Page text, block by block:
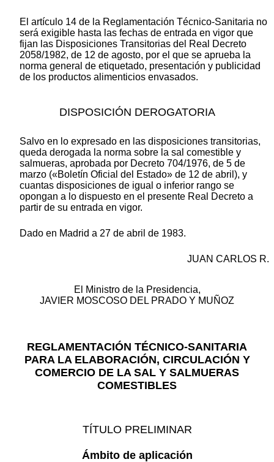
El artículo 14 de la Reglamentación Técnico-Sanitaria no
será exigible hasta las fechas de entrada en vigor que
fijan las Disposiciones Transitorias del Real Decreto
2058/1982, de 12 de agosto, por el que se aprueba la
norma general de etiquetado, presentación y publicidad
de los productos alimenticios envasados.
DISPOSICIÓN DEROGATORIA
Salvo en lo expresado en las disposiciones transitorias,
queda derogada la norma sobre la sal comestible y
salmueras, aprobada por Decreto 704/1976, de 5 de
marzo («Boletín Oficial del Estado» de 12 de abril), y
cuantas disposiciones de igual o inferior rango se
opongan a lo dispuesto en el presente Real Decreto a
partir de su entrada en vigor.
Dado en Madrid a 27 de abril de 1983.
JUAN CARLOS R.
El Ministro de la Presidencia,
JAVIER MOSCOSO DEL PRADO Y MUÑOZ
REGLAMENTACIÓN TÉCNICO-SANITARIA
PARA LA ELABORACIÓN, CIRCULACIÓN Y
COMERCIO DE LA SAL Y SALMUERAS
COMESTIBLES
TÍTULO PRELIMINAR
Ámbito de aplicación